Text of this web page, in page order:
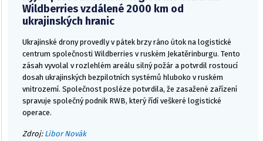
Wildberries vzdálené 2000 km od
ukrajinských hranic
Ukrajinské drony provedly v pátek brzy ráno útok na logistické
centrum společnosti Wildberries v ruském Jekatěrinburgu. Tento
zásah vyvolal v rozlehlém areálu silný požár a potvrdil rostoucí
dosah ukrajinských bezpilotních systémů hluboko v ruském
vnitrozemí. Společnost posléze potvrdila, že zasažené zařízení
spravuje společný podnik RWB, který řídí veškeré logistické
operace.
Zdroj: Libor Novák